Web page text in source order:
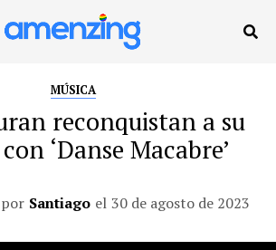
MÚSICA
reconquistan a su
‘Danse Macabre’
Santiago el 30 de agosto de 2023